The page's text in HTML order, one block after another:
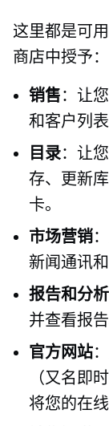
这里都是可
商店中授予：
销售：让
和客户列表
目录：让
存、更新
卡。
市场营销
新闻通讯
报告和分析
并查看报
官方网站
（又名即
将您的在